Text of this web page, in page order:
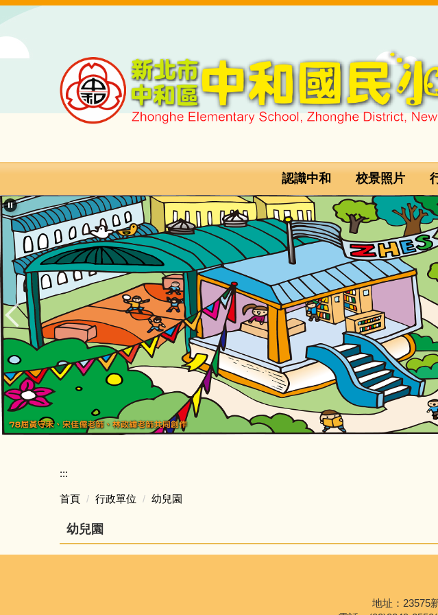
主
和
區
中
和
國
民
小
認識中和 校景照片
:::
首頁 行政單位 幼兒園
幼兒園
地址：23575